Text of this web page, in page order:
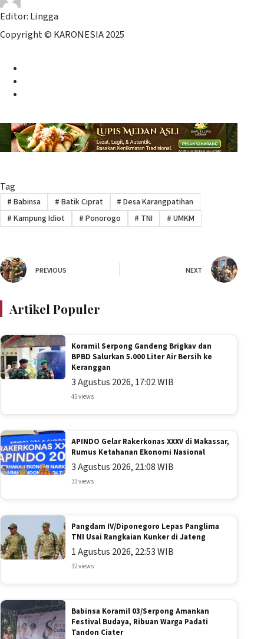
Editor: Lingga
Copyright © KARONESIA 2025
Tag
# Babinsa # Batik Ciprat # Desa Karangpatihan
# Kampung Idiot # Ponorogo # TNI # UMKM
PREVIOUS NEXT
Artikel Populer
Koramil Serpong Gandeng Brigkav dan
BPBD Salurkan 5.000 Liter Air Bersih ke
Keranggan
3 Agustus 2026, 17:02 WIB
45 views
APINDO Gelar Rakerkonas XXXV di Makassar,
Rumus Ketahanan Ekonomi Nasional
3 Agustus 2026, 21:08 WIB
33 views
Pangdam IV/Diponegoro Lepas Panglima
TNI Usai Rangkaian Kunker di Jateng
1 Agustus 2026, 22:53 WIB
32 views
Babinsa Koramil 03/Serpong Amankan
Festival Budaya, Ribuan Warga Padati
Tandon Ciater